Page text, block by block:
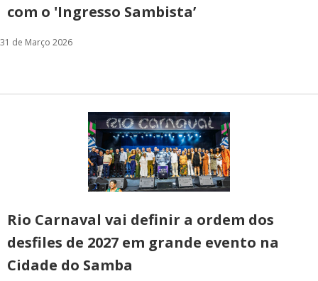
com o 'Ingresso Sambista’
31 de Março 2026
Rio Carnaval vai definir a ordem dos
desfiles de 2027 em grande evento na
Cidade do Samba